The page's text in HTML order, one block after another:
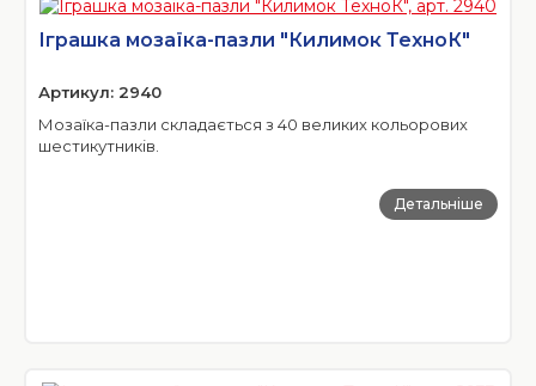
Іграшка мозаїка-пазли "Килимок ТехноК"
Артикул: 2940
Мозаїка-пазли складається з 40 великих кольорових
шестикутників.
Детальніше